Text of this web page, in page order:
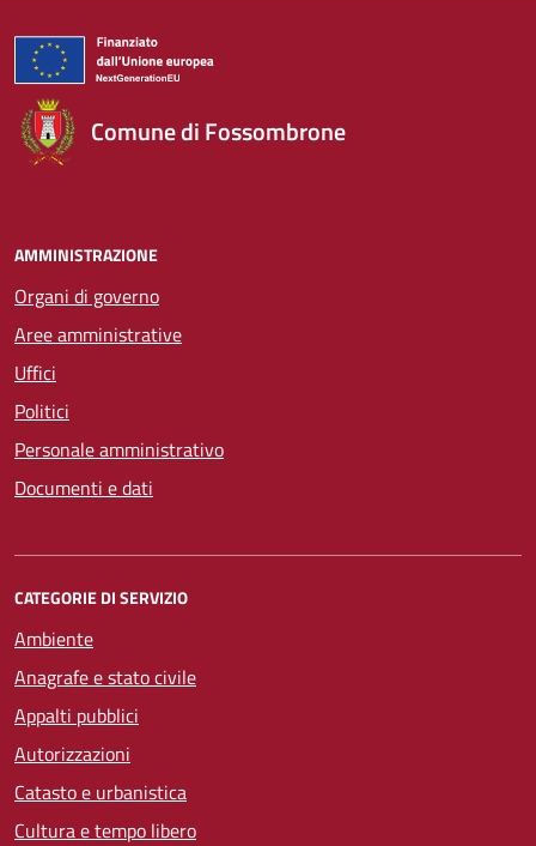
Comune di Fossombrone
AMMINISTRAZIONE
Organi di governo
Aree amministrative
Uffici
Politici
Personale amministrativo
Documenti e dati
CATEGORIE DI SERVIZIO
Ambiente
Anagrafe e stato civile
Appalti pubblici
Autorizzazioni
Catasto e urbanistica
Cultura e tempo libero